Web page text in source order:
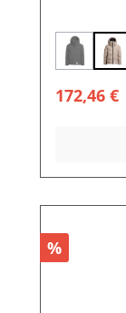
(Diese
172,46 €
%